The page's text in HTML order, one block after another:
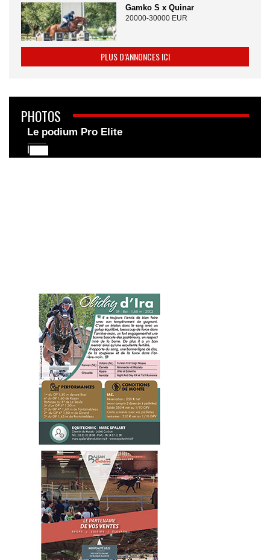
Gamko S x Quinar
20000-30000 EUR
PLUS D’ANNONCES ICI
PHOTOS
Le podium Pro Elite